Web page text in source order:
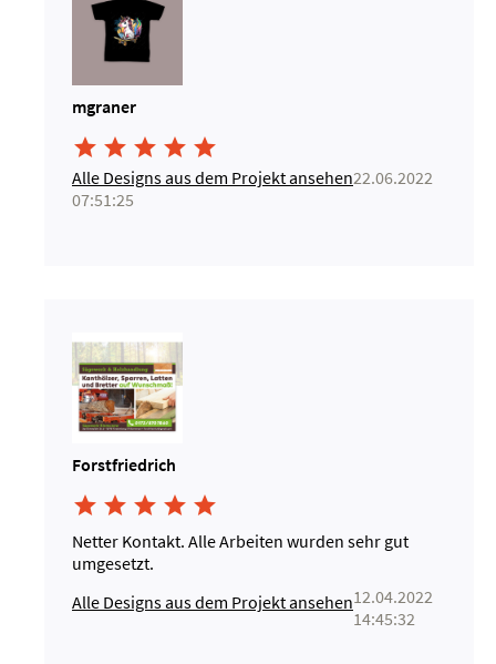
mgraner
    
Alle Designs aus dem Projekt ansehen22.06.2022
07:51:25
Forstfriedrich
    
Netter Kontakt. Alle Arbeiten wurden sehr gut
umgesetzt.
Alle Designs aus dem Projekt ansehen12.04.2022
14:45:32